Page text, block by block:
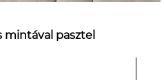
pasztel